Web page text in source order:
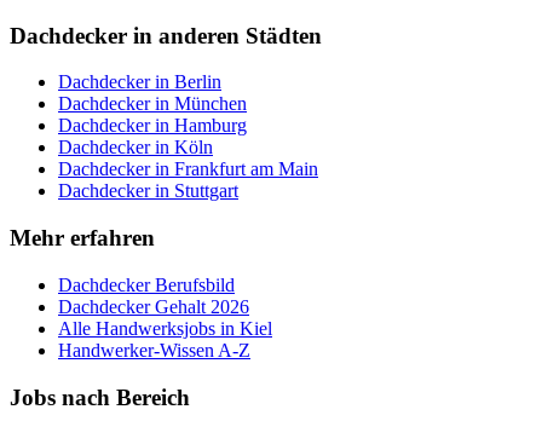
Dachdecker in anderen Städten
Dachdeckerin Berlin
Dachdeckerin München
Dachdeckerin Hamburg
Dachdeckerin Köln
Dachdeckerin Frankfurt am Main
Dachdeckerin Stuttgart
Mehr erfahren
DachdeckerBerufsbild
DachdeckerGehalt 2026
Alle Handwerksjobs in Kiel
Handwerker-Wissen A-Z
Jobs nach Bereich